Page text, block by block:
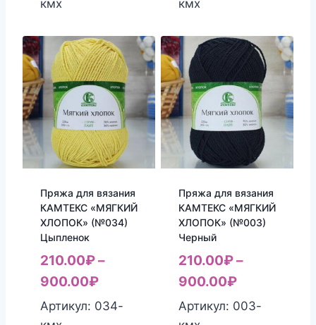
кмх
кмх
Пряжа для вязания
КАМТЕКС «МЯГКИЙ
ХЛОПОК» (№034)
Цыпленок
210.00₽–
900.00₽
Артикул: 034-
Пряжа для вязания
КАМТЕКС «МЯГКИЙ
ХЛОПОК» (№003)
Черный
210.00₽–
900.00₽
Артикул: 003-